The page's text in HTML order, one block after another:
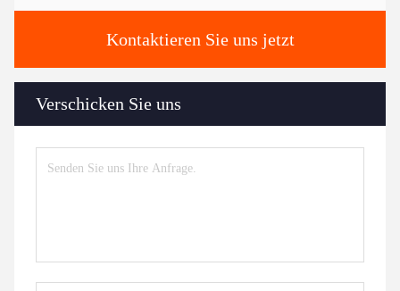
Kontaktieren Sie uns jetzt
Verschicken Sie uns